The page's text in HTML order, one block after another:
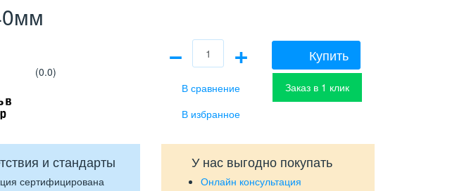
(0.0)
− + Купить
Заказ в 1 клик
и стандарты
сертифицирована
У нас выгодно покупать
Онлайн консультация